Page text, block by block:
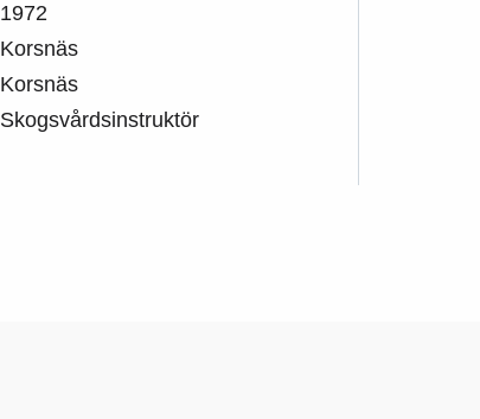
1972
Korsnäs
Korsnäs
Skogsvårdsinstruktör